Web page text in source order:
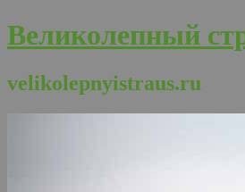
Великолепный
velikolepnyistraus.ru